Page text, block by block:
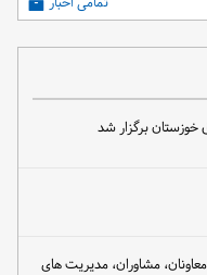
برگزار شد
مشاوران، مدیریت های